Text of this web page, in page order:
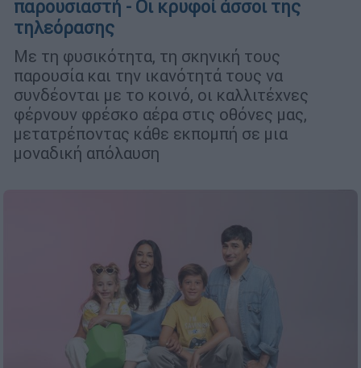
παρουσιαστή - Οι κρυφοί άσσοι της
τηλεόρασης
Με τη φυσικότητα, τη σκηνική τους
παρουσία και την ικανότητά τους να
συνδέονται με το κοινό, οι καλλιτέχνες
φέρνουν φρέσκο αέρα στις οθόνες μας,
μετατρέποντας κάθε εκπομπή σε μια
μοναδική απόλαυση